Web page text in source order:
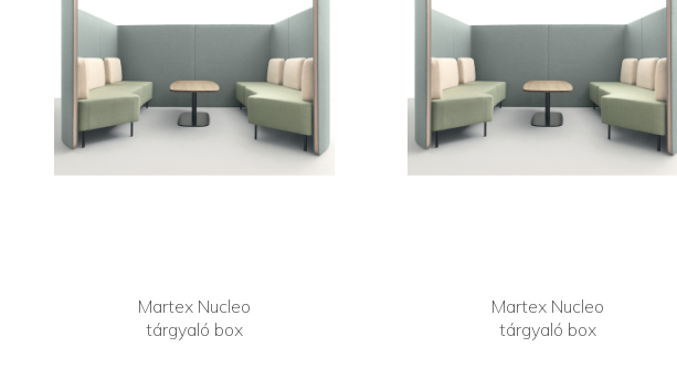
Martex Nucleo
tárgyaló box
Martex Nucleo
tárgyaló box